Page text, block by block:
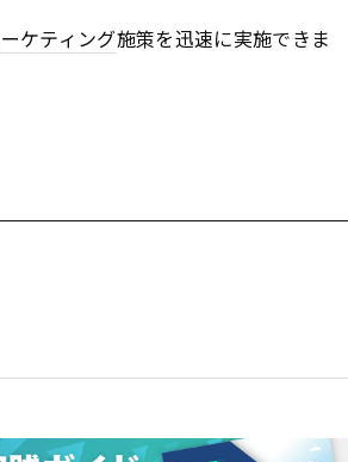
ケティング施策を迅速に実施できま